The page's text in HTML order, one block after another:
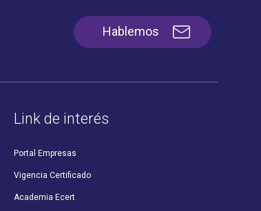
Hablemos
Link de interés
Portal Empresas
Vigencia Certificado
Academia Ecert